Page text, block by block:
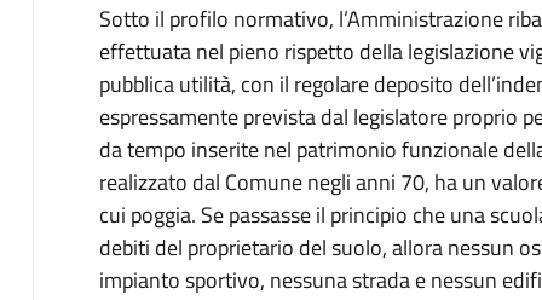
Sotto il profilo normativo, l’Amministrazione
effettuata nel pieno rispetto della legislazione
pubblica utilità, con il regolare deposito
espressamente prevista dal legislatore proprio
da tempo inserite nel patrimonio funzionale
realizzato dal Comune negli anni 70, ha un
cui poggia. Se passasse il principio che una
debiti del proprietario del suolo, allora nessun
impianto sportivo, nessuna strada e nessun